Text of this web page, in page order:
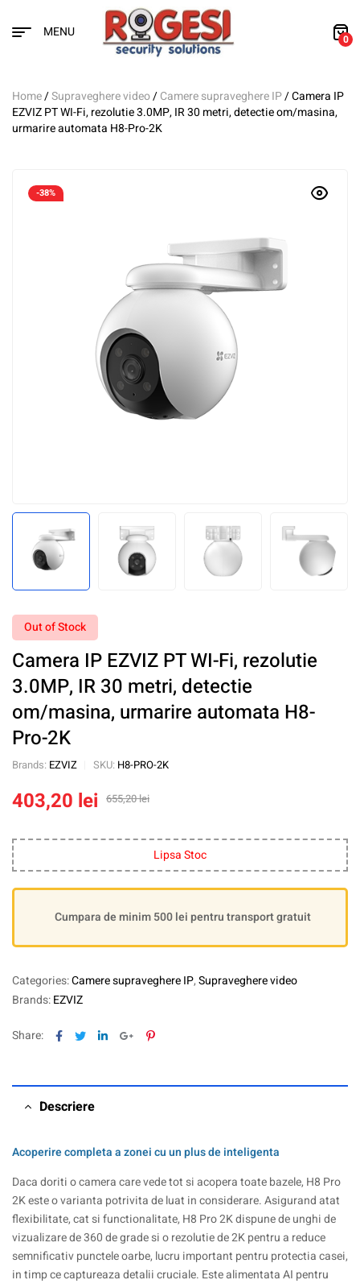
MENU 0
Home/Supraveghere video/Camere supraveghere IP/ Camera IP
EZVIZ PT WI-Fi, rezolutie 3.0MP, IR 30 metri, detectie om/masina,
urmarire automata H8-Pro-2K
-38%
Out of Stock
Camera IP EZVIZ PT WI-Fi, rezolutie
3.0MP, IR 30 metri, detectie
om/masina, urmarire automata H8-
Pro-2K
Brands: EZVIZ SKU: H8-PRO-2K
655,20lei
403,20 lei
Lipsa Stoc
Cumpara de minim 500 lei pentru transport gratuit
Categories:Camere supraveghere IP,Supraveghere video
Brands:EZVIZ
Share: Facebook
TwitterLinkedinGoogle+Pinterest
Descriere
Acoperire completa a zonei cu un plus de inteligenta
Daca doriti o camera care vede tot si acopera toate bazele, H8 Pro
2K este o varianta potrivita de luat in considerare. Asigurand atat
flexibilitate, cat si functionalitate, H8 Pro 2K dispune de unghi de
vizualizare de 360 de grade si o rezolutie de 2K pentru a reduce
semnificativ punctele oarbe, lucru important pentru protectia casei,
in timp ce captureaza detalii cruciale. Este alimentata AI pentru